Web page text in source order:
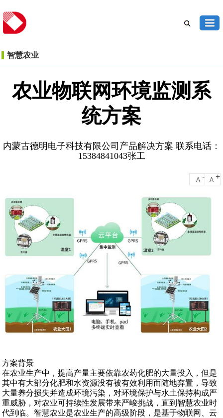
智慧农业
农业物联网环境监测系
统方案
内蒙古德明电子科技有限公司产品解决方案 联系电话：
15384841043张工
A - A +
方案背景
在农业生产中，提高产量主要依靠农药化肥的大量投入，但是
其中有大部分化肥和水资源没有被有效利用而随地弃置，导致
大量养分损失并造成环境污染，对环境保护与水土保持构成严
重威胁，对农业可持续性发展带来严峻挑战，直到智慧农业时
代到临。智慧农业是农业生产的高级阶段，是基于物联网、云